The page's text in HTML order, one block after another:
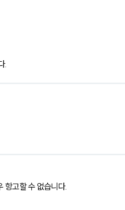
.
항고할 수 없습니다.